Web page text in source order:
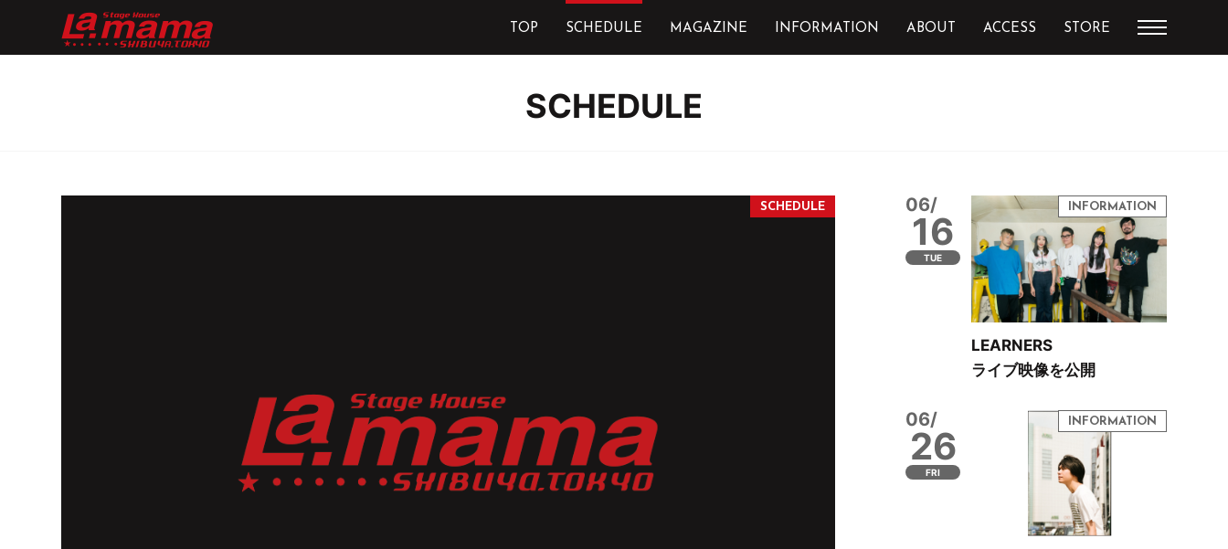
TOP SCHEDULE MAGAZINE INFORMATION ABOUT ACCESS STORE
SCHEDULE
06/
16
TUE
LEARNERS
ライブ映像を公開
06/
26
FRI